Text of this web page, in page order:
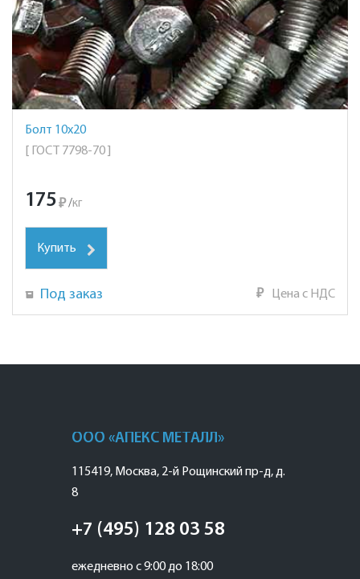
Болт 10х20
[ ГОСТ 7798-70 ]
175₽ /кг
Купить
Под заказ ₽ Цена с НДС
ООО «АПЕКС МЕТАЛЛ»
115419, Москва, 2-й Рощинский пр-д, д.
8
+7 (495) 128 03 58
ежедневно с 9:00 до 18:00